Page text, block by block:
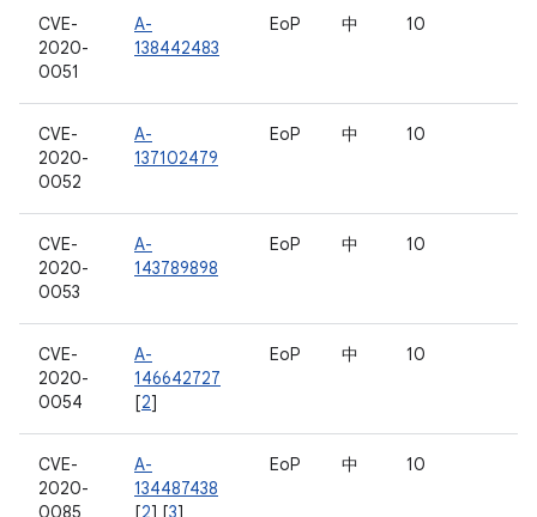
CVE-
2020-
0051
A-
138442483
EoP 中 10
CVE-
2020-
0052
A-
137102479
EoP 中 10
CVE-
2020-
0053
A-
143789898
EoP 中 10
CVE-
2020-
0054
A-
146642727
[2]
EoP 中 10
CVE-
2020-
0085
A-
134487438
[2] [3]
EoP 中 10